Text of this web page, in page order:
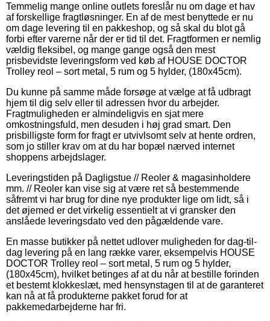
Temmelig mange online outlets foreslår nu om dage et hav
af forskellige fragtløsninger. En af de mest benyttede er nu
om dage levering til en pakkeshop, og så skal du blot gå
forbi efter varerne når der er tid til det. Fragtformen er nemlig
vældig fleksibel, og mange gange også den mest
prisbevidste leveringsform ved køb af HOUSE DOCTOR
Trolley reol – sort metal, 5 rum og 5 hylder, (180x45cm).
Du kunne på samme måde forsøge at vælge at få udbragt
hjem til dig selv eller til adressen hvor du arbejder.
Fragtmuligheden er almindeligvis en sjat mere
omkostningsfuld, men desuden i høj grad smart. Den
prisbilligste form for fragt er utvivlsomt selv at hente ordren,
som jo stiller krav om at du har bopæl nærved internet
shoppens arbejdslager.
Leveringstiden på Dagligstue // Reoler & magasinholdere
mm. // Reoler kan vise sig at være ret så bestemmende
såfremt vi har brug for dine nye produkter lige om lidt, så i
det øjemed er det virkelig essentielt at vi gransker den
anslåede leveringsdato ved den pågældende vare.
En masse butikker på nettet udlover muligheden for dag-til-
dag levering på en lang række varer, eksempelvis HOUSE
DOCTOR Trolley reol – sort metal, 5 rum og 5 hylder,
(180x45cm), hvilket betinges af at du når at bestille forinden
et bestemt klokkeslæt, med hensynstagen til at de garanteret
kan nå at få produkterne pakket forud for at
pakkemedarbejderne har fri.